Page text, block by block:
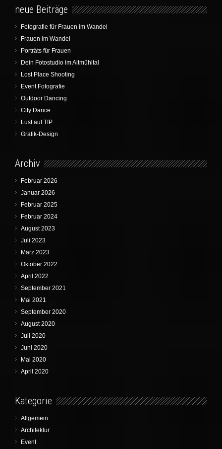
neue Beiträge
Fotografie für Frauen im Wandel
Frauen im Wandel
Porträts für Frauen
Dein Fotostudio im Altmühltal
Lost Place Shooting
Event Fotografie
Outdoor Dancing
City Dance
Lust auf TfP
Grafik-Design
Archiv
Februar 2026
Januar 2026
Februar 2025
Februar 2024
August 2023
Juli 2023
März 2023
Oktober 2022
April 2022
September 2021
Mai 2021
September 2020
August 2020
Juli 2020
Juni 2020
Mai 2020
April 2020
Kategorie
Allgemein
Architektur
Event